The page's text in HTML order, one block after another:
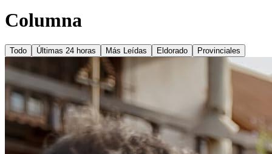
Columna
Todo Últimas 24 horas Más Leídas Eldorado Provinciales